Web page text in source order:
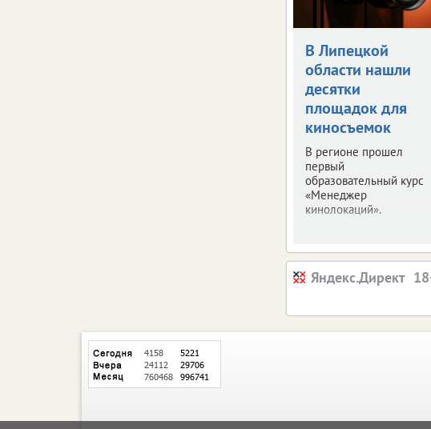
В Липецкой
области нашли
десятки
площадок для
киносъемок
В регионе прошел
первый
образовательный курс
«Менеджер
кинолокаций».
Яндекс.Директ